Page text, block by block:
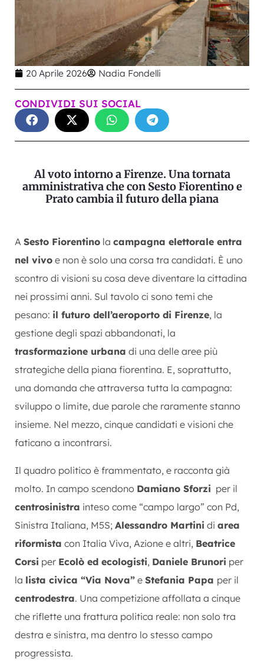
20 Aprile 2026 Nadia Fondelli
CONDIVIDI SUI SOCIAL
Al voto intorno a Firenze. Una tornata
amministrativa che con Sesto Fiorentino e
Prato cambia il futuro della piana
A Sesto Fiorentino la campagna elettorale entra
nel vivo e non è solo una corsa tra candidati. È uno
scontro di visioni su cosa deve diventare la cittadina
nei prossimi anni. Sul tavolo ci sono temi che
pesano: il futuro dell’aeroporto di Firenze, la
gestione degli spazi abbandonati, la
trasformazione urbana di una delle aree più
strategiche della piana fiorentina. E, soprattutto,
una domanda che attraversa tutta la campagna:
sviluppo o limite, due parole che raramente stanno
insieme. Nel mezzo, cinque candidati e visioni che
faticano a incontrarsi.
Il quadro politico è frammentato, e racconta già
molto. In campo scendono Damiano Sforzi per il
centrosinistra inteso come “campo largo” con Pd,
Sinistra Italiana, M5S; Alessandro Martini di area
riformista con Italia Viva, Azione e altri, Beatrice
Corsi per Ecolò ed ecologisti, Daniele Brunori per
la lista civica “Via Nova” e Stefania Papa per il
centrodestra. Una competizione affollata a cinque
che riflette una frattura politica reale: non solo tra
destra e sinistra, ma dentro lo stesso campo
progressista.